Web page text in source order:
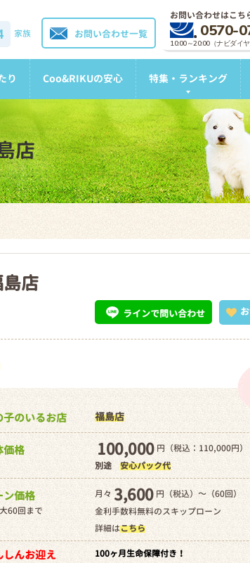
お問い合わせはこち
0570-
10:00～20:00（ナビダイヤ
お問い合わせ一覧
家族
り Coo&RIKUの安心 特集・ランキング
店
店
ラインで問い合わせ
子のいるお店 福島店
価格 100,000 円（税込：110,000円）
別途 安心パック代
ン価格
60回まで
月々 3,600 円（税込）～（60回）
金利手数料無料のスキップローン
詳細はこちら
しんお迎え
100ヶ月生命保障付き！